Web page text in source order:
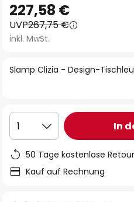
Anfang
der
Bildgalerie
Slamp Clizia - Design-
227,58 €
UVP267,75 €
inkl. MwSt.
1 In
50 Tage kostenlose
Kauf auf Rechnung